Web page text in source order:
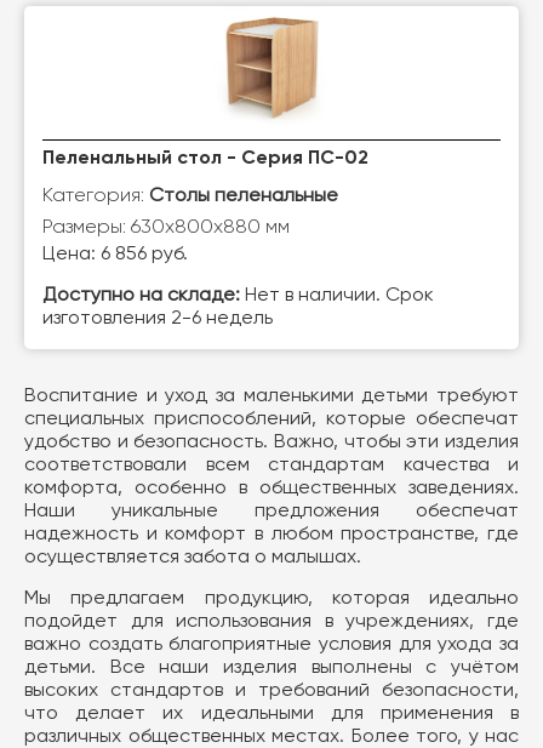
Пеленальный стол - Серия ПС-02
Категория: Столы пеленальные
Размеры: 630х800х880 мм
Цена: 6 856 руб.
Доступно на складе: Нет в наличии. Срок
изготовления 2-6 недель
Воспитание и уход за маленькими детьми требуют
специальных приспособлений, которые обеспечат
удобство и безопасность. Важно, чтобы эти изделия
соответствовали всем стандартам качества и
комфорта, особенно в общественных заведениях.
Наши уникальные предложения обеспечат
надежность и комфорт в любом пространстве, где
осуществляется забота о малышах.
Мы предлагаем продукцию, которая идеально
подойдет для использования в учреждениях, где
важно создать благоприятные условия для ухода за
детьми. Все наши изделия выполнены с учётом
высоких стандартов и требований безопасности,
что делает их идеальными для применения в
различных общественных местах. Более того, у нас